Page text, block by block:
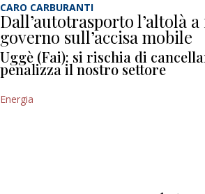
CARO CARBURANTI
Dall’autotrasporto l’altolà
governo sull’accisa mobile
Uggè (Fai): si rischia di
penalizza il nostro settore
Energia